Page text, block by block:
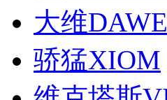
大维
骄猛XIOM